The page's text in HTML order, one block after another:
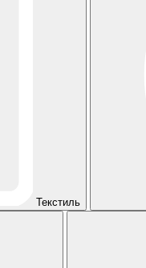
Текстиль